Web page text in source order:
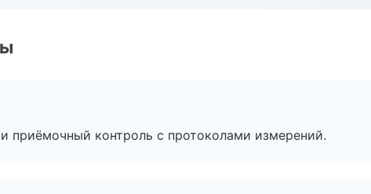
приёмочный контроль с протоколами измерений.